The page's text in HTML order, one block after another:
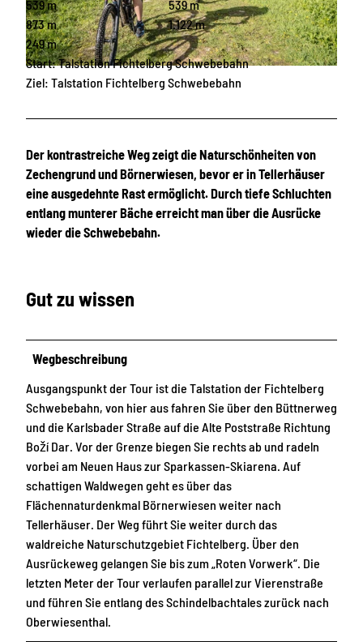
539 m
539 m
873 m
1.122 m
249 m
Start: Talstation Fichtelberg Schwebebahn
Ziel: Talstation Fichtelberg Schwebebahn
Der kontrastreiche Weg zeigt die Naturschönheiten von
Zechengrund und Börnerwiesen, bevor er in Tellerhäuser
eine ausgedehnte Rast ermöglicht. Durch tiefe Schluchten
entlang munterer Bäche erreicht man über die Ausrücke
wieder die Schwebebahn.
Gut zu wissen
Wegbeschreibung
Ausgangspunkt der Tour ist die Talstation der Fichtelberg
Schwebebahn, von hier aus fahren Sie über den Büttnerweg
und die Karlsbader Straße auf die Alte Poststraße Richtung
Boží Dar. Vor der Grenze biegen Sie rechts ab und radeln
vorbei am Neuen Haus zur Sparkassen-Skiarena. Auf
schattigen Waldwegen geht es über das
Flächennaturdenkmal Börnerwiesen weiter nach
Tellerhäuser. Der Weg führt Sie weiter durch das
waldreiche Naturschutzgebiet Fichtelberg. Über den
Ausrückeweg gelangen Sie bis zum „Roten Vorwerk“. Die
letzten Meter der Tour verlaufen parallel zur Vierenstraße
und führen Sie entlang des Schindelbachtales zurück nach
Oberwiesenthal.